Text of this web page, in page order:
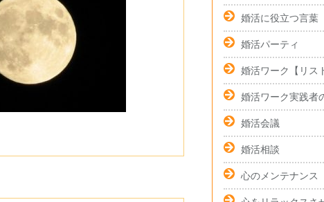
婚活に役立つ言葉
婚活パーティ
婚活ワーク【リス
婚活ワーク実践者
婚活会議
婚活相談
心のメンテナンス